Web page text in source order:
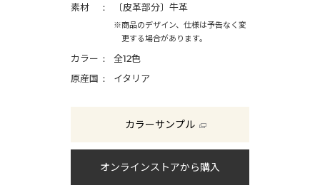
素材 〔皮革部分〕牛革
※商品のデザイン、仕様は予告なく変
更する場合があります。
カラー
全12色
原産国
イタリア
カラーサンプル
オンラインストアから購入